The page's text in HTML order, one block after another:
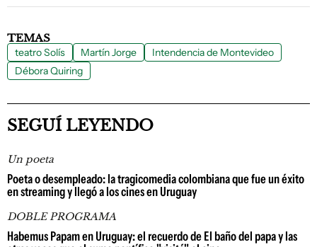
TEMAS
teatro Solís Martín Jorge
Intendencia de Montevideo
Débora Quiring
SEGUÍ LEYENDO
Un poeta
Poeta o desempleado: la tragicomedia colombiana que fue un éxito
en streaming y llegó a los cines en Uruguay
DOBLE PROGRAMA
Habemus Papam en Uruguay: el recuerdo de El baño del papa y las